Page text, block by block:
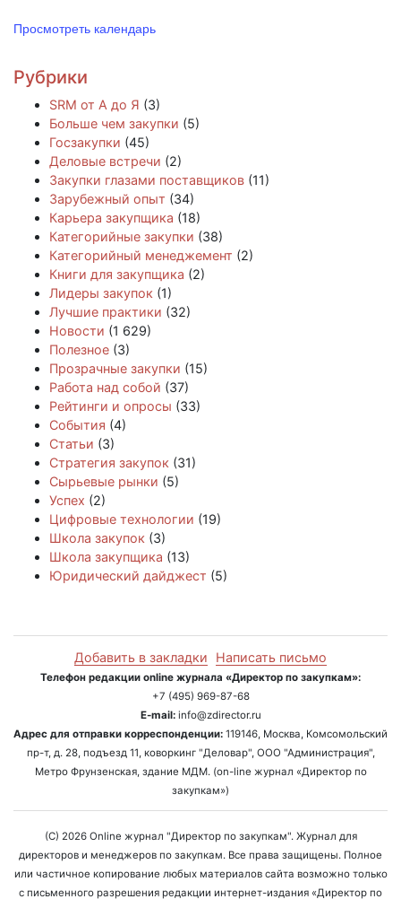
Просмотреть календарь
Рубрики
SRM от А до Я (3)
Больше чем закупки (5)
Госзакупки (45)
Деловые встречи (2)
Закупки глазами поставщиков (11)
Зарубежный опыт (34)
Карьера закупщика (18)
Категорийные закупки (38)
Категорийный менеджемент (2)
Книги для закупщика (2)
Лидеры закупок (1)
Лучшие практики (32)
Новости (1 629)
Полезное (3)
Прозрачные закупки (15)
Работа над собой (37)
Рейтинги и опросы (33)
События (4)
Статьи (3)
Стратегия закупок (31)
Сырьевые рынки (5)
Успех (2)
Цифровые технологии (19)
Школа закупок (3)
Школа закупщика (13)
Юридический дайджест (5)
Добавить в закладки Написать письмо
Телефон редакции online журнала «Директор по закупкам»:
+7 (495) 969-87-68
E-mail:info@zdirector.ru
Адрес для отправки корреспонденции: 119146, Москва, Комсомольский
пр-т, д. 28, подъезд 11, коворкинг "Деловар", ООО "Администрация",
Метро Фрунзенская, здание МДМ. (on-line журнал «Директор по
закупкам»)
(C) 2026 Online журнал "Директор по закупкам". Журнал для
директоров и менеджеров по закупкам. Все права защищены. Полное
или частичное копирование любых материалов сайта возможно только
с письменного разрешения редакции интернет-издания «Директор по